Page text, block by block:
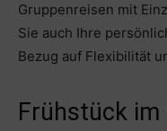
Gruppenreisen mit
Sie auch Ihre
Bezug auf Flexibilität
Frühstück im